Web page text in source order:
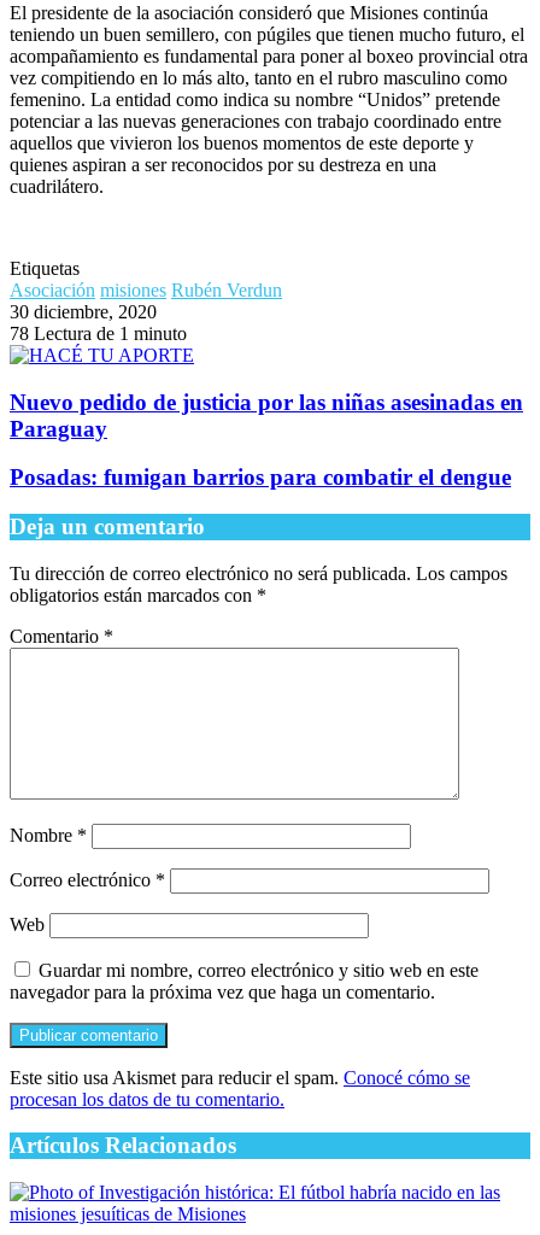
El presidente de la asociación consideró que Misiones continúa
teniendo un buen semillero, con púgiles que tienen mucho futuro, el
acompañamiento es fundamental para poner al boxeo provincial otra
vez compitiendo en lo más alto, tanto en el rubro masculino como
femenino. La entidad como indica su nombre “Unidos” pretende
potenciar a las nuevas generaciones con trabajo coordinado entre
aquellos que vivieron los buenos momentos de este deporte y
quienes aspiran a ser reconocidos por su destreza en una
cuadrilátero.
Etiquetas
Asociación misiones Rubén Verdun
30 diciembre, 2020
78 Lectura de 1 minuto
Nuevo pedido de justicia por las niñas asesinadas en
Paraguay
Posadas: fumigan barrios para combatir el dengue
Deja un comentario
Tu dirección de correo electrónico no será publicada. Los campos
obligatorios están marcados con *
Comentario *
Nombre *
Correo electrónico *
Web
Guardar mi nombre, correo electrónico y sitio web en este
navegador para la próxima vez que haga un comentario.
Este sitio usa Akismet para reducir el spam. Conocé cómo se
procesan los datos de tu comentario.
Artículos Relacionados